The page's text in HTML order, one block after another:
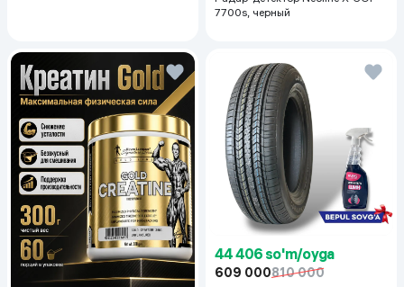
7700s, черный
44 406 so'm/oyga
609 000810 000